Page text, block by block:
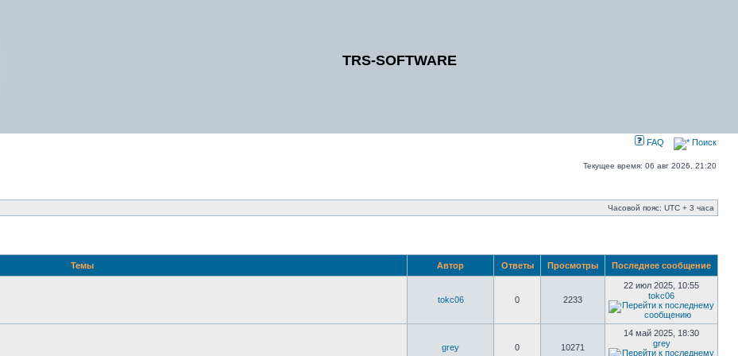
TRS-SOFTWARE
FAQ Поиск
Текущее время: 06 авг 2026, 21:20
Часовой пояс: UTC + 3 часа
Темы Автор Ответы Просмотры Последнее сообщение
tokc06 0 2233
22 июл 2025, 10:55
tokc06
grey 0 10271
14 май 2025, 18:30
grey